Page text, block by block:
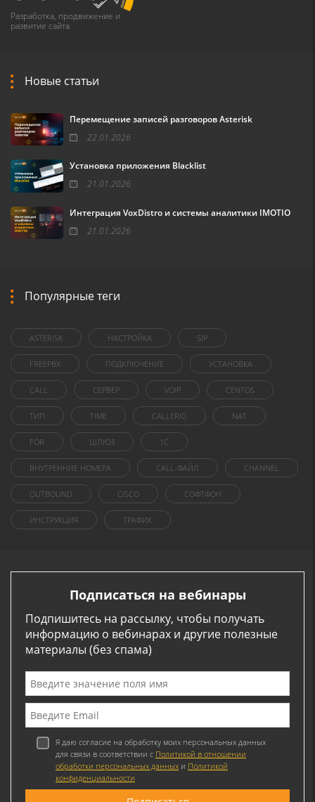
Разработка, продвижение и
развитие сайта
Новые статьи
Перемещение записей разговоров Asterisk
22.01.2026
Установка приложения Blacklist
21.01.2026
Интеграция VoxDistro и системы аналитики IMOTIO
21.01.2026
Популярные теги
ASTERISK НАСТРОЙКА SIP
FREEPBX ПОДКЛЮЧЕНИЕ УСТАНОВКА
CALL СЕРВЕР VOIP CENTOS
ТИП TIME CALLERID NAT
FOR ШЛЮЗ 1C
ВНУТРЕННИЕ НОМЕРА CALL-ФАЙЛ CHANNEL
OUTBOUND CISCO СОФТФОН
ИНСТРУКЦИЯ ТРАФИК
Подписаться на вебинары
Подпишитесь на рассылку, чтобы получать
информацию о вебинарах и другие полезные
материалы (без спама)
Я даю согласие на обработку моих персональных данных
для связи в соответствии с Политикой в отношении
обработки персональных данных и Политикой
конфиденциальности